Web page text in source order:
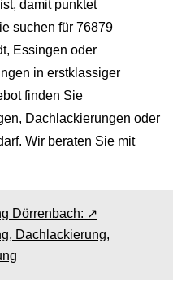
damit punktet
suchen für 76879
Essingen oder
in erstklassiger
finden Sie
Dachlackierungen oder
Wir beraten Sie mit
Dörrenbach: ↗️
Dachlackierung,